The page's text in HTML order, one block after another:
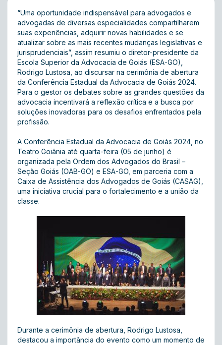
“Uma oportunidade indispensável para advogados e
advogadas de diversas especialidades compartilharem
suas experiências, adquirir novas habilidades e se
atualizar sobre as mais recentes mudanças legislativas e
jurisprudenciais”, assim resumiu o diretor-presidente da
Escola Superior da Advocacia de Goiás (ESA-GO),
Rodrigo Lustosa, ao discursar na cerimônia de abertura
da Conferência Estadual da Advocacia de Goiás 2024.
Para o gestor os debates sobre as grandes questões da
advocacia incentivará a reflexão crítica e a busca por
soluções inovadoras para os desafios enfrentados pela
profissão.
A Conferência Estadual da Advocacia de Goiás 2024, no
Teatro Goiânia até quarta-feira (05 de junho) é
organizada pela Ordem dos Advogados do Brasil –
Seção Goiás (OAB-GO) e ESA-GO, em parceria com a
Caixa de Assistência dos Advogados de Goiás (CASAG),
uma iniciativa crucial para o fortalecimento e a união da
classe.
Durante a cerimônia de abertura, Rodrigo Lustosa,
destacou a importância do evento como um momento de